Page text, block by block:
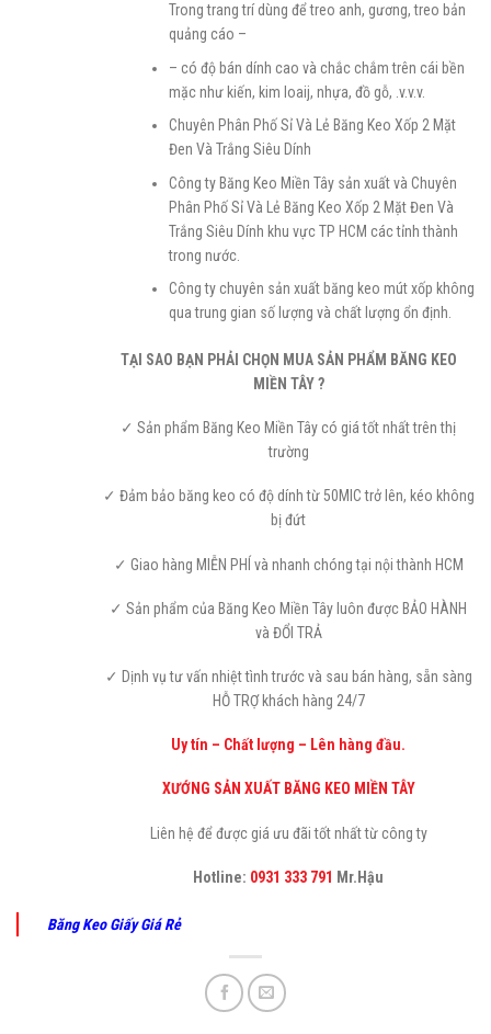
Trong trang trí dùng để treo anh, gương, treo bản
quảng cáo –
– có độ bán dính cao và chắc chắm trên cái bền
mặc như kiến, kim loaij, nhựa, đồ gỗ, .v.v.v.
Chuyên Phân Phố Sỉ Và Lẻ Băng Keo Xốp 2 Mặt
Đen Và Trắng Siêu Dính
Công ty Băng Keo Miền Tây sản xuất và Chuyên
Phân Phố Sỉ Và Lẻ Băng Keo Xốp 2 Mặt Đen Và
Trắng Siêu Dính khu vực TP HCM các tỉnh thành
trong nước.
Công ty chuyên sản xuất băng keo mút xốp không
qua trung gian số lượng và chất lượng ổn định.
TẠI SAO BẠN PHẢI CHỌN MUA SẢN PHẨM BĂNG KEO
MIỀN TÂY ?
✓ Sản phẩm Băng Keo Miền Tây có giá tốt nhất trên thị
trường
✓ Đảm bảo băng keo có độ dính từ 50MIC trở lên, kéo không
bị đứt
✓ Giao hàng MIỄN PHÍ và nhanh chóng tại nội thành HCM
✓ Sản phẩm của Băng Keo Miền Tây luôn được BẢO HÀNH
và ĐỔI TRẢ
✓ Dịnh vụ tư vấn nhiệt tình trước và sau bán hàng, sẵn sàng
HỖ TRỢ khách hàng 24/7
Uy tín – Chất lượng – Lên hàng đầu.
XƯỚNG SẢN XUẤT BĂNG KEO MIỀN TÂY
Liên hệ để được giá ưu đãi tốt nhất từ công ty
Hotline: 0931 333 791 Mr.Hậu
Băng Keo Giấy Giá Rẻ